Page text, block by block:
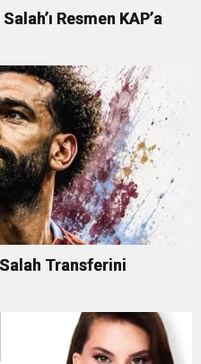
Resmen KAP’a
Transferini